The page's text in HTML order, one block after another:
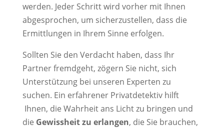
werden. Jeder Schritt wird vorher mit Ihnen
abgesprochen, um sicherzustellen, dass die
Ermittlungen in Ihrem Sinne erfolgen.
Sollten Sie den Verdacht haben, dass Ihr
Partner fremdgeht, zögern Sie nicht, sich
Unterstützung bei unseren Experten zu
suchen. Ein erfahrener Privatdetektiv hilft
Ihnen, die Wahrheit ans Licht zu bringen und
die Gewissheit zu erlangen, die Sie brauchen,